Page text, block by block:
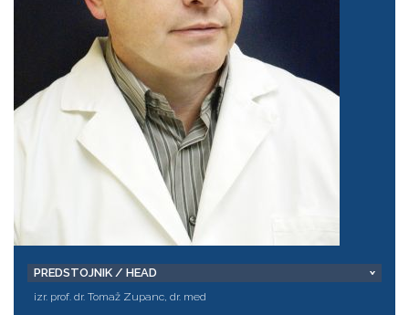
PREDSTOJNIK / HEAD
izr. prof. dr. Tomaž Zupanc, dr. med